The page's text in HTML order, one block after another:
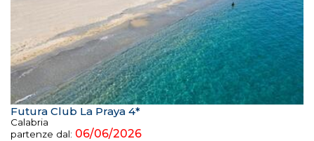
Futura Club La Praya 4*
Calabria
partenze dal: 06/06/2026